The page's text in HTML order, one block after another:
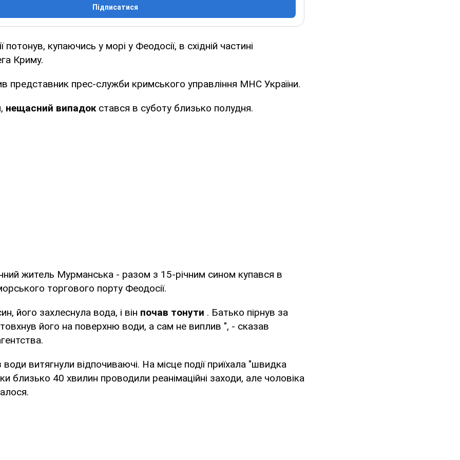
Підписатися
потонув, купаючись у морі у Феодосії, в східній частині
Криму.
представник прес-служби кримського управління МНС України.
нещасний випадокстався в суботу близько полудня.
житель Мурманська - разом з 15-річним сином купався в
торгового порту Феодосії.
його захлеснула вода, і він почав тонути . Батько пірнув за
його на поверхню води, а сам не виплив ", - сказав
води витягнули відпочиваючі. На місце події приїхала "швидка
близько 40 хвилин проводили реанімаційні заходи, але чоловіка